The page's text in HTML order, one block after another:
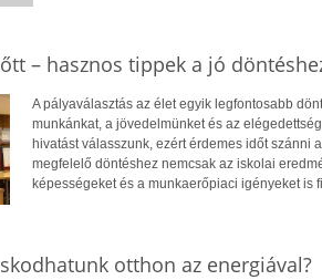
– hasznos tippek a jó
A pályaválasztás az élet egyik legfontosabb
munkánkat, a jövedelmünket és az
hivatást válasszunk, ezért érdemes időt szánni
megfelelő döntéshez nemcsak az iskolai
képességeket és a munkaerőpiaci igényeket is
otthon az energiával?